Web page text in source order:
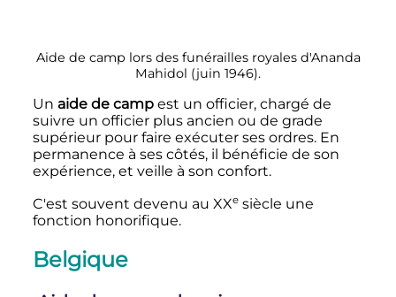
Aide de camp lors des funérailles royales d'Ananda
Mahidol (juin 1946).
Un aide de campest un officier, chargé de
suivre un officier plus ancien ou de grade
supérieur pour faire exécuter ses ordres. En
permanence à ses côtés, il bénéficie de son
expérience, et veille à son confort.
C'est souvent devenu au XXe siècle une
fonction honorifique.
Belgique